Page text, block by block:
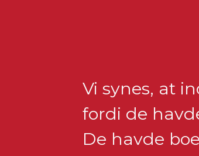
Vi synes, at
fordi de
De havde